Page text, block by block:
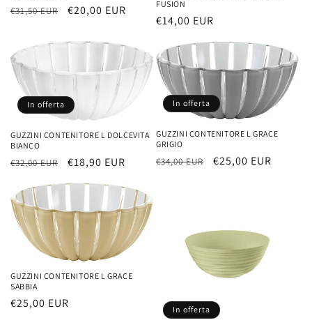
Prezzo
listino
€31,50 EUR
Prezzo
€20,00 EUR
FUSION
Prezzo
listino
€14,00 EUR
In offerta
GUZZINI CONTENITORE L DOLCEVITA
BIANCO
Prezzo
listino
€32,00 EUR
Prezzo
€18,90 EUR
In offerta
GUZZINI CONTENITORE L GRACE
GRIGIO
Prezzo
€34,00 EUR
Prezzo
€25,00 EUR
GUZZINI CONTENITORE L GRACE
SABBIA
Prezzo
€25,00 EUR In offerta